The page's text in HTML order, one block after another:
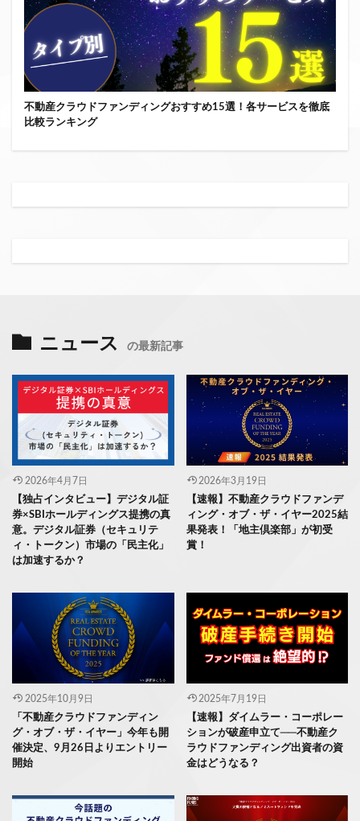
不動産クラウドファンディングおすすめ15選！各サービスを徹底
比較ランキング
ニュース の最新記事
2026年4月7日
【独占インタビュー】デジタル証
券×SBIホールディングス提携の真
意。デジタル証券（セキュリテ
ィ・トークン）市場の「民主化」
は加速するか？
2026年3月19日
【速報】不動産クラウドファンデ
ィング・オブ・ザ・イヤー2025結
果発表！「地主倶楽部」が初受
賞！
2025年10月9日
「不動産クラウドファンディン
グ・オブ・ザ・イヤー」今年も開
催決定、9月26日よりエントリー
開始
2025年7月19日
【速報】ダイムラー・コーポレー
ションが破産申立て──不動産ク
ラウドファンディング出資者の資
金はどうなる？